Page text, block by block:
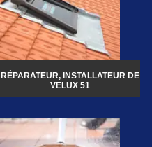
RÉPARATEUR, INSTALLATEUR DE
VELUX 51